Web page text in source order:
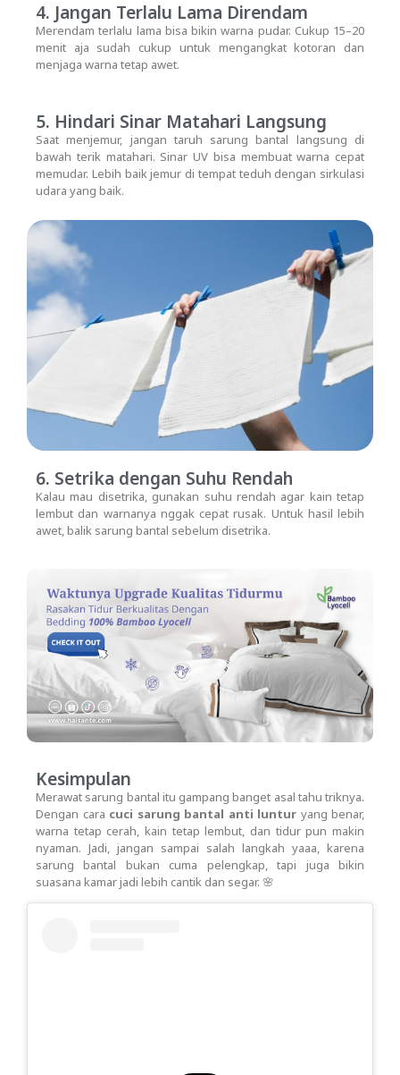
4. Jangan Terlalu Lama Direndam
Merendam terlalu lama bisa bikin warna pudar. Cukup 15–20
menit aja sudah cukup untuk mengangkat kotoran dan
menjaga warna tetap awet.
5. Hindari Sinar Matahari Langsung
Saat menjemur, jangan taruh sarung bantal langsung di
bawah terik matahari. Sinar UV bisa membuat warna cepat
memudar. Lebih baik jemur di tempat teduh dengan sirkulasi
udara yang baik.
6. Setrika dengan Suhu Rendah
Kalau mau disetrika, gunakan suhu rendah agar kain tetap
lembut dan warnanya nggak cepat rusak. Untuk hasil lebih
awet, balik sarung bantal sebelum disetrika.
Kesimpulan
Merawat sarung bantal itu gampang banget asal tahu triknya.
Dengan cara cuci sarung bantal anti luntur yang benar,
warna tetap cerah, kain tetap lembut, dan tidur pun makin
nyaman. Jadi, jangan sampai salah langkah yaaa, karena
sarung bantal bukan cuma pelengkap, tapi juga bikin
suasana kamar jadi lebih cantik dan segar. 🌸